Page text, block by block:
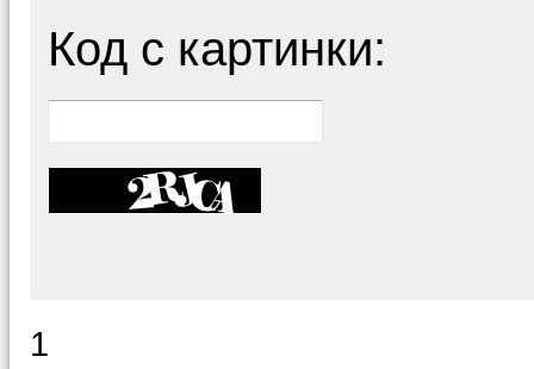
Код с картинки:
1